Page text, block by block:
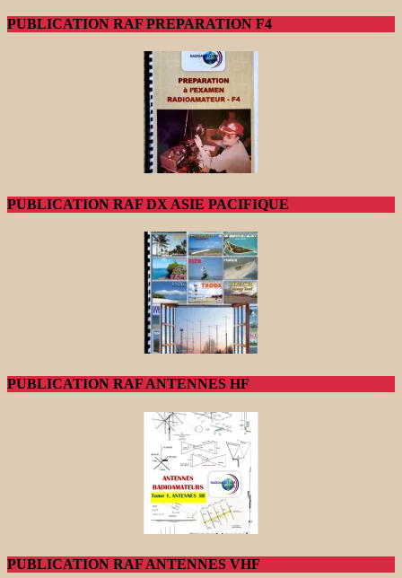
PUBLICATION RAF PREPARATION F4
PUBLICATION RAF DX ASIE PACIFIQUE
PUBLICATION RAF ANTENNES HF
PUBLICATION RAF ANTENNES VHF